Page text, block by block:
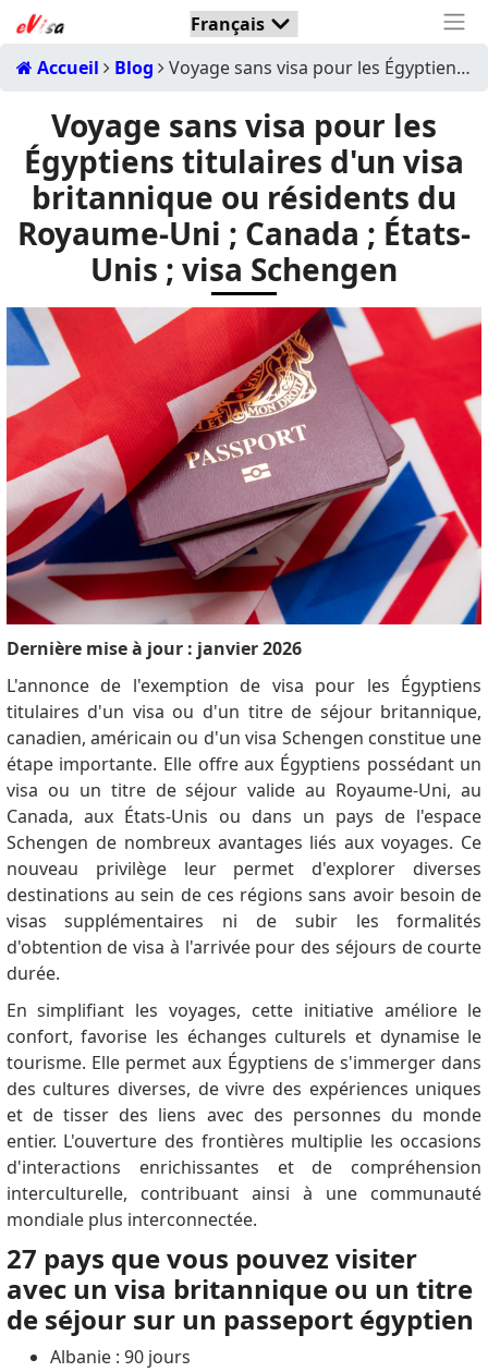
Accueil Blog Voyage sans visa pour les Égyptiens titulaires d'un visa britannique ou résidents du Royaume-Uni ; Canada ; États-Unis ; visa Schengen
Voyage sans visa pour les
Égyptiens titulaires d'un visa
britannique ou résidents du
Royaume-Uni ; Canada ; États-
Unis ; visa Schengen
Dernière mise à jour : janvier 2026
L'annonce de l'exemption de visa pour les Égyptiens
titulaires d'un visa ou d'un titre de séjour britannique,
canadien, américain ou d'un visa Schengen constitue une
étape importante. Elle offre aux Égyptiens possédant un
visa ou un titre de séjour valide au Royaume-Uni, au
Canada, aux États-Unis ou dans un pays de l'espace
Schengen de nombreux avantages liés aux voyages. Ce
nouveau privilège leur permet d'explorer diverses
destinations au sein de ces régions sans avoir besoin de
visas supplémentaires ni de subir les formalités
d'obtention de visa à l'arrivée pour des séjours de courte
durée.
En simplifiant les voyages, cette initiative améliore le
confort, favorise les échanges culturels et dynamise le
tourisme. Elle permet aux Égyptiens de s'immerger dans
des cultures diverses, de vivre des expériences uniques
et de tisser des liens avec des personnes du monde
entier. L'ouverture des frontières multiplie les occasions
d'interactions enrichissantes et de compréhension
interculturelle, contribuant ainsi à une communauté
mondiale plus interconnectée.
27 pays que vous pouvez visiter
avec un visa britannique ou un titre
de séjour sur un passeport égyptien
Albanie : 90 jours